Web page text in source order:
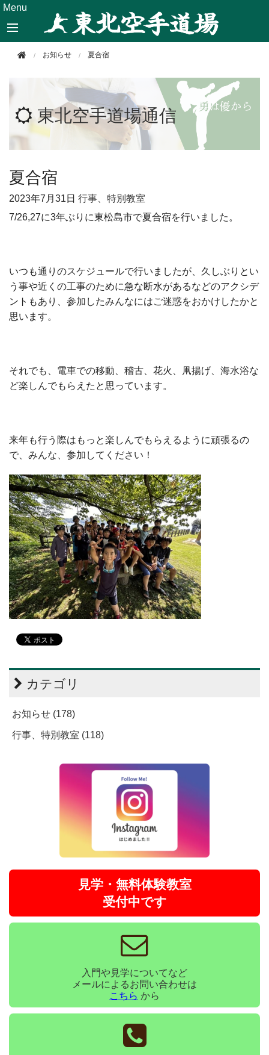
Menu
お知らせ 夏合宿
東北空手道場通信
夏合宿
2023年7月31日 行事、特別教室
7/26,27に3年ぶりに東松島市で夏合宿を行いました。
いつも通りのスケジュールで行いましたが、久しぶりとい
う事や近くの工事のために急な断水があるなどのアクシデ
ントもあり、参加したみんなにはご迷惑をおかけしたかと
思います。
それでも、電車での移動、稽古、花火、凧揚げ、海水浴な
ど楽しんでもらえたと思っています。
来年も行う際はもっと楽しんでもらえるように頑張るの
で、みんな、参加してください！
カテゴリ
お知らせ (178)
行事、特別教室 (118)
見学・無料体験教室
受付中です
入門や見学についてなど
メールによるお問い合わせは
こちら から